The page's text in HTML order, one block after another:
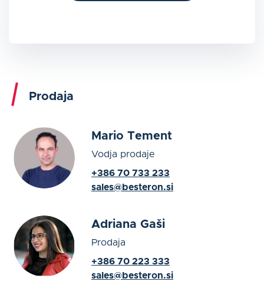
Prodaja
Mario Tement
Vodja prodaje
+386 70 733 233
sales@besteron.si
Adriana Gaši
Prodaja
+386 70 223 333
sales@besteron.si